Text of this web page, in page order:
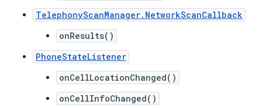
TelephonyScanManager.NetworkScanCallback
onResults()
PhoneStateListener
onCellLocationChanged()
onCellInfoChanged()